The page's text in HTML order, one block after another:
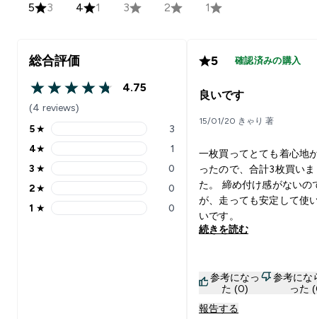
5 3 4 1 3 2 1
総合評価
4.75 out of 5 stars
4.75
(4 reviews)
5 stars rating 3 reviews
5★ 3
4 stars rating 1 reviews
4★ 1
3 stars rating 0 reviews
3 ★ 0
2 stars rating 0 reviews
2★ 0
1 stars rating 0 reviews
1 ★ 0
5 確認済みの購入
良いです
15/01/20 きゃり 著
一枚買ってとても着心地
ったので、合計3枚買い
た。 締め付け感がないの
が、走っても安定して使
いです。
続きを読む
参考になっ
た (0)
参考にな
った
報告する